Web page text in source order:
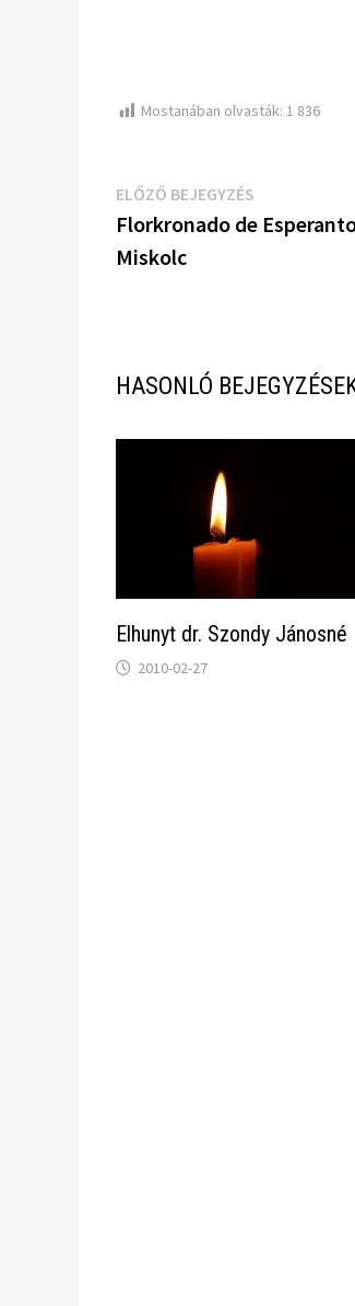
Mostanában olvasták: 1 836
Bejegyzés
navigáció
ELŐZŐ BEJEGYZÉS
bejegyzés:
Florkronado de
Miskolc
HASONLÓ
Elhunyt dr. Szondy Jánosné
2010-02-27